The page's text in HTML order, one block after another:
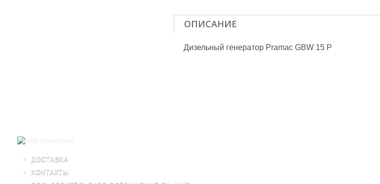
ОПИСАНИЕ
Дизельный генератор Pramac GBW 15 P
ДОСТАВКА
КОНТАКТЫ